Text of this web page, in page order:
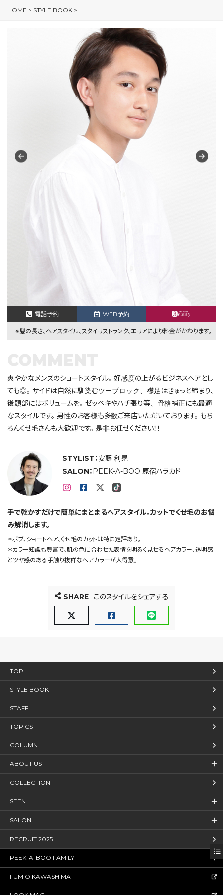
HOME > STYLE BOOK >
電話予約 WEB予約
※髪の長さ、ヘアスタイル、スタイリストランク、エリアにより料金がかわります。
STYLIST：安藤 利晃
SALON： PEEK-A-BOO 原宿ハラカド
手で乾かすだけで簡単にまとまるヘアスタイル。カットでくせ毛のお悩
み解消します。
＊ボブ、ショートヘア、くせ毛のカットは特に定評あり。
＊カラー知識も豊富で、肌の色に合わせた表情を明るく見せるヘアカラー、透明感
とツヤ感のある手触り抜群なヘアカラーが大得意。
爽やかなメンズのショートスタイル。 好感度の上がるビジネスヘアとし
ても◎。 サイドは自然に馴染むツーブロック、襟足はきゅっと締まり、
後頭部にはボリュームを。 ゼッペキやハチ張り等、骨格補正にも最適
なスタイルです。 男性のお客様も多数ご来店いただいております。 もち
ろんくせ毛さんも大歓迎です。 是非お任せください！！
SHARE このスタイルをシェアする
TOP
STYLE BOOK
STAFF
TOPICS
COLUMN
ABOUT US
COLLECTION
SEEN
SALON
RECRUIT 2025
PEEK-A-BOO FAMILY
FUMIO KAWASHIMA